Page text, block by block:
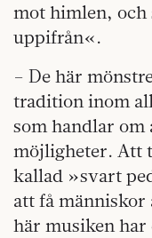
mot himlen, och
uppifrån«.
– De här
tradition inom
som handlar om
möjligheter. Att
kallad »svart
att få människor
här musiken